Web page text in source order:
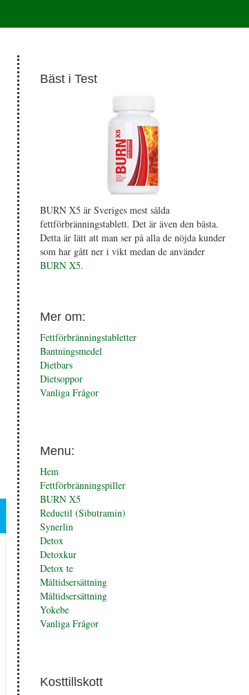
Bäst i Test
BURN X5 är Sveriges mest sålda
fettförbränningstablett. Det är även den bästa.
Detta är lätt att man ser på alla de nöjda kunder
som har gått ner i vikt medan de använder
BURN X5.
Mer om:
Fettförbränningstabletter
Bantningsmedel
Dietbars
Dietsoppor
Vanliga Frågor
Menu:
Hem
Fettförbränningspiller
BURN X5
Reductil (Sibutramin)
Synerlin
Detox
Detoxkur
Detox te
Måltidsersättning
Måltidsersättning
Yokebe
Vanliga Frågor
Kosttillskott